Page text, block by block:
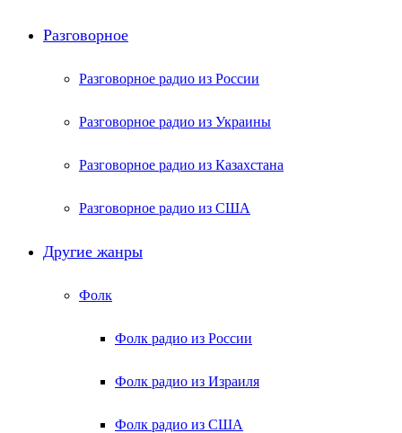
Разговорное
Разговорное радио из России
Разговорное радио из Украины
Разговорное радио из Казахстана
Разговорное радио из США
Другие жанры
Фолк
Фолк радио из России
Фолк радио из Израиля
Фолк радио из США